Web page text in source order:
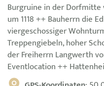
Burgruine in der
um 1118 ++ Bauherrn die
viergeschossiger
Treppengiebeln, hoher
der Freiherrn Langwerth
Eventlocation ++